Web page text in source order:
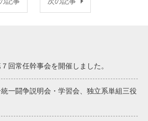
回常任幹事会を開催しました。
一闘争説明会・学習会、独立系単組三役